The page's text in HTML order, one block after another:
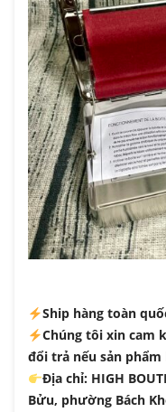
Ship hàng toàn
Chúng tôi xin cam
đổi trả nếu sản
Địa chỉ: HIGH
Bửu, phường Bách